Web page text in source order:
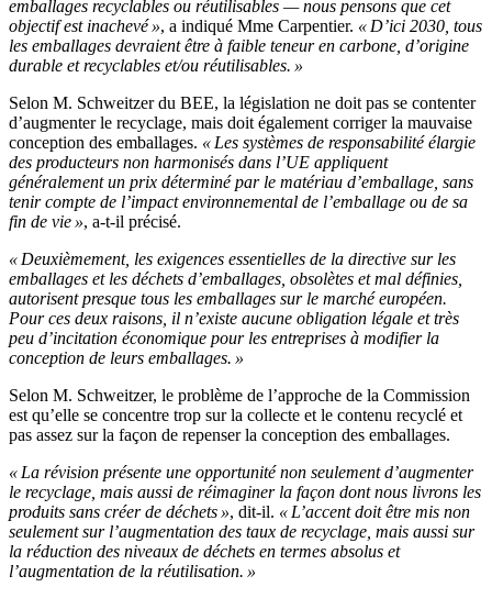
emballages recyclables ou réutilisables — nous pensons que cet
objectif est inachevé », a indiqué Mme Carpentier. « D’ici 2030, tous
les emballages devraient être à faible teneur en carbone, d’origine
durable et recyclables et/ou réutilisables. »
Selon M. Schweitzer du BEE, la législation ne doit pas se contenter
d’augmenter le recyclage, mais doit également corriger la mauvaise
conception des emballages. « Les systèmes de responsabilité élargie
des producteurs non harmonisés dans l’UE appliquent
généralement un prix déterminé par le matériau d’emballage, sans
tenir compte de l’impact environnemental de l’emballage ou de sa
fin de vie », a-t-il précisé.
« Deuxièmement, les exigences essentielles de la directive sur les
emballages et les déchets d’emballages, obsolètes et mal définies,
autorisent presque tous les emballages sur le marché européen.
Pour ces deux raisons, il n’existe aucune obligation légale et très
peu d’incitation économique pour les entreprises à modifier la
conception de leurs emballages. »
Selon M. Schweitzer, le problème de l’approche de la Commission
est qu’elle se concentre trop sur la collecte et le contenu recyclé et
pas assez sur la façon de repenser la conception des emballages.
« La révision présente une opportunité non seulement d’augmenter
le recyclage, mais aussi de réimaginer la façon dont nous livrons les
produits sans créer de déchets », dit-il. « L’accent doit être mis non
seulement sur l’augmentation des taux de recyclage, mais aussi sur
la réduction des niveaux de déchets en termes absolus et
l’augmentation de la réutilisation. »